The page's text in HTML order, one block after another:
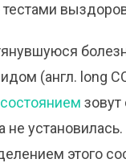
(англ. long
состоянием
не
этого